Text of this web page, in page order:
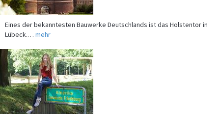
Lübeck.…mehr